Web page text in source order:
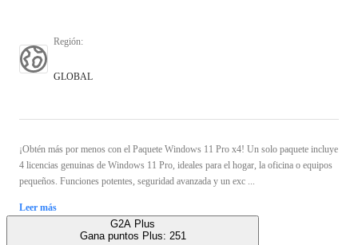
Región:
GLOBAL
¡Obtén más por menos con el Paquete Windows 11 Pro x4! Un solo paquete incluye
4 licencias genuinas de Windows 11 Pro, ideales para el hogar, la oficina o equipos
pequeños. Funciones potentes, seguridad avanzada y un exc ...
Leer más
G2A Plus
Gana puntos Plus: 251